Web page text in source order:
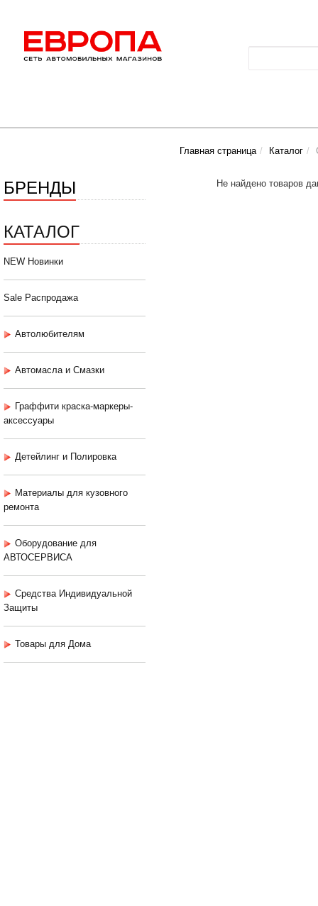
Главная страница Каталог
БРЕНДЫ
КАТАЛОГ
NEW Новинки
Sale Распродажа
Автолюбителям
Автомасла и Смазки
Граффити краска-маркеры-
аксессуары
Детейлинг и Полировка
Материалы для кузовного
ремонта
Оборудование для
АВТОСЕРВИСА
Средства Индивидуальной
Защиты
Товары для Дома
Не найдено товаров